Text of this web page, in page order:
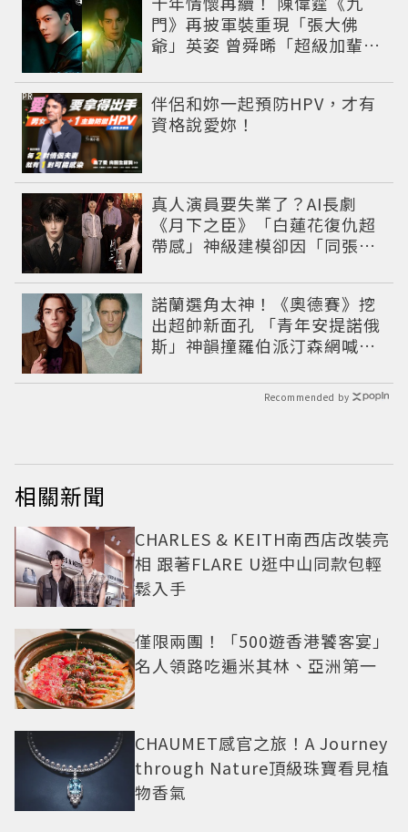
門》再披軍裝重現「張大佛
爺」英姿 曾舜晞「超級加輩」
伴侶和妳一起預防HPV，才有
資格說愛妳！
PR
真人演員要失業了？AI長劇
《月下之臣》「白蓮花復仇超
帶感」神級建模卻因「同張
諾蘭選角太神！《奧德賽》挖
出超帥新面孔 「青年安提諾俄
斯」神韻撞羅伯派汀森網喊：
Recommended by
相關新聞
CHARLES & KEITH南西店改裝亮
相 跟著FLARE U逛中山同款包輕
鬆入手
僅限兩團！「500遊香港饕客宴」
名人領路吃遍米其林、亞洲第一
CHAUMET感官之旅！A Journey
through Nature頂級珠寶看見植
物香氣